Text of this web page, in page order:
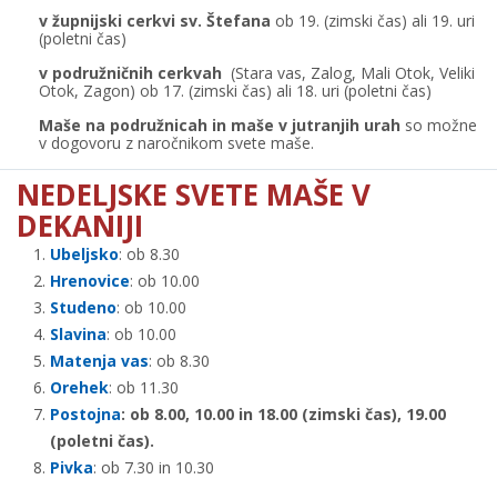
v župnijski cerkvi sv. Štefana ob 19. (zimski čas) ali 19. uri
(poletni čas)
v podružničnih cerkvah (Stara vas, Zalog, Mali Otok, Veliki
Otok, Zagon) ob 17. (zimski čas) ali 18. uri (poletni čas)
Maše na podružnicah in maše v jutranjih urah so možne
v dogovoru z naročnikom svete maše.
NEDELJSKE SVETE MAŠE V
DEKANIJI
Ubeljsko: ob 8.30
Hrenovice: ob 10.00
Studeno: ob 10.00
Slavina: ob 10.00
Matenja vas: ob 8.30
Orehek: ob 11.30
Postojna: ob 8.00, 10.00 in 18.00 (zimski čas), 19.00
(poletni čas).
Pivka: ob 7.30 in 10.30